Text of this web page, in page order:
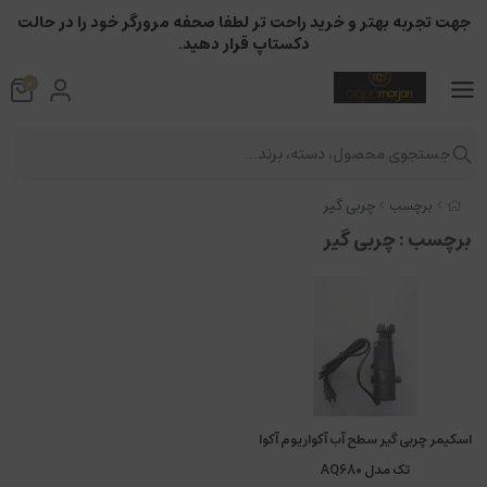
برچسب چربی گیر
برچسب : چربی گیر
اسکیمر چربی گیر سطح آب آکواریوم آکوا
تک مدل AQ680
جهت تجربه بهتر و خرید راحت تر لطفا صحفه مرورگر خود را در حالت
دکستاپ قرار دهید.
0
جستجوی محصول، دسته، برند...